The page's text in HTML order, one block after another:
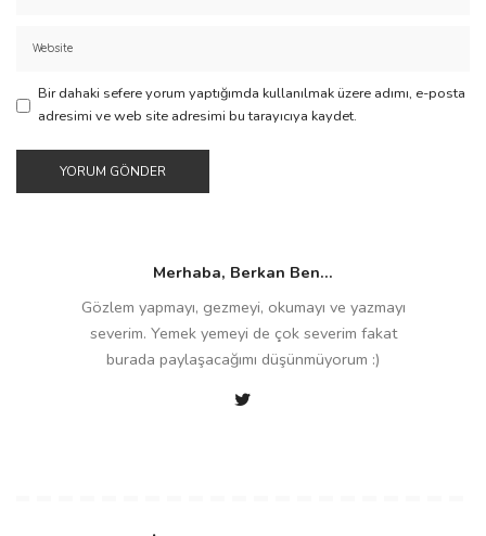
Bir dahaki sefere yorum yaptığımda kullanılmak üzere adımı, e-posta
adresimi ve web site adresimi bu tarayıcıya kaydet.
Merhaba, Berkan Ben...
Gözlem yapmayı, gezmeyi, okumayı ve yazmayı
severim. Yemek yemeyi de çok severim fakat
burada paylaşacağımı düşünmüyorum :)